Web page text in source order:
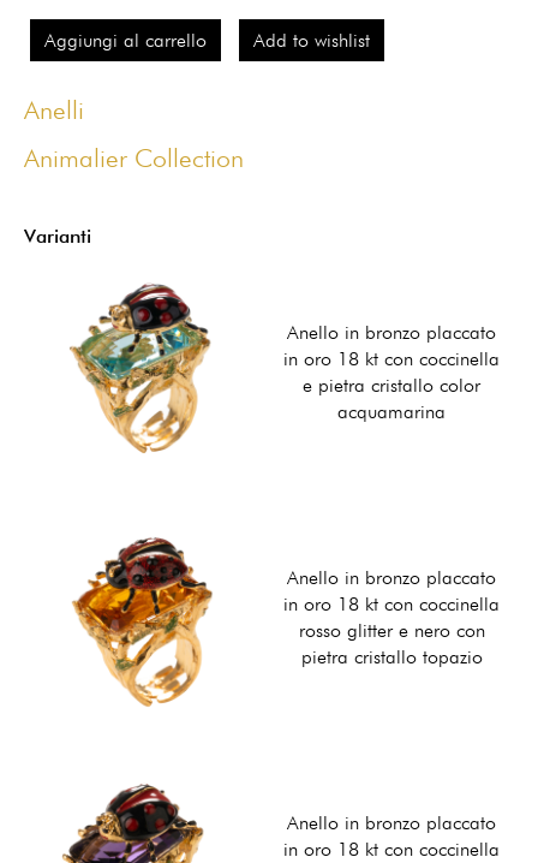
Aggiungi al carrello Add to wishlist
Anelli
Animalier Collection
Varianti
Anello in bronzo placcato
in oro 18 kt con coccinella
e pietra cristallo color
acquamarina
Anello in bronzo placcato
in oro 18 kt con coccinella
rosso glitter e nero con
pietra cristallo topazio
Anello in bronzo placcato
in oro 18 kt con coccinella